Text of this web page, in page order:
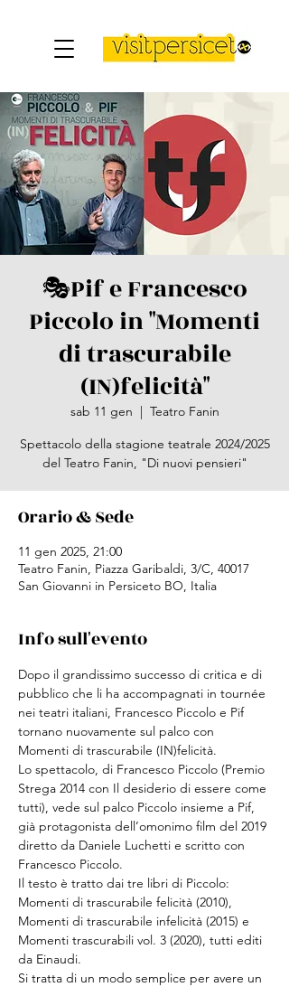
🎭​Pif e Francesco
Piccolo in "Momenti
di trascurabile
(IN)felicità"
sab 11 gen
  |
Teatro Fanin
Spettacolo della stagione teatrale 2024/2025
del Teatro Fanin, "Di nuovi pensieri"
Orario & Sede
11 gen 2025, 21:00
Teatro Fanin, Piazza Garibaldi, 3/C, 40017
San Giovanni in Persiceto BO, Italia
Info sull'evento
Dopo il grandissimo successo di critica e di
pubblico che li ha accompagnati in tournée
nei teatri italiani, Francesco Piccolo e Pif
tornano nuovamente sul palco con
Momenti di trascurabile (IN)felicità.
Lo spettacolo, di Francesco Piccolo (Premio
Strega 2014 con Il desiderio di essere come
tutti), vede sul palco Piccolo insieme a Pif,
già protagonista dell’omonimo film del 2019
diretto da Daniele Luchetti e scritto con
Francesco Piccolo.
Il testo è tratto dai tre libri di Piccolo:
Momenti di trascurabile felicità (2010),
Momenti di trascurabile infelicità (2015) e
Momenti trascurabili vol. 3 (2020), tutti editi
da Einaudi.
Si tratta di un modo semplice per avere un